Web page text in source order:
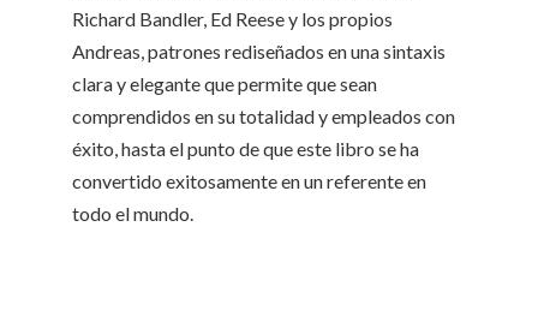
Richard Bandler, Ed Reese y los propios
Andreas, patrones rediseñados en una sintaxis
clara y elegante que permite que sean
comprendidos en su totalidad y empleados con
éxito, hasta el punto de que este libro se ha
convertido exitosamente en un referente en
todo el mundo.